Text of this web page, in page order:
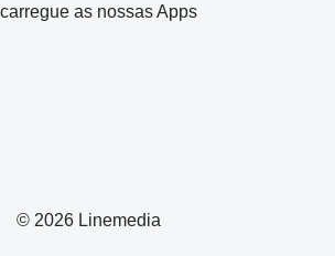
© 2026 Linemedia
as nossas Apps